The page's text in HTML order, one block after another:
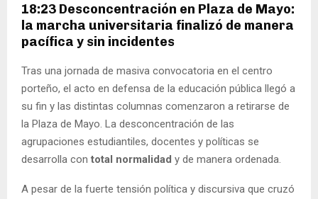
18:23 Desconcentración en Plaza de Mayo:
la marcha universitaria finalizó de manera
pacífica y sin incidentes
Tras una jornada de masiva convocatoria en el centro
porteño, el acto en defensa de la educación pública llegó a
su fin y las distintas columnas comenzaron a retirarse de
la Plaza de Mayo. La desconcentración de las
agrupaciones estudiantiles, docentes y políticas se
desarrolla con total normalidad y de manera ordenada.
A pesar de la fuerte tensión política y discursiva que cruzó